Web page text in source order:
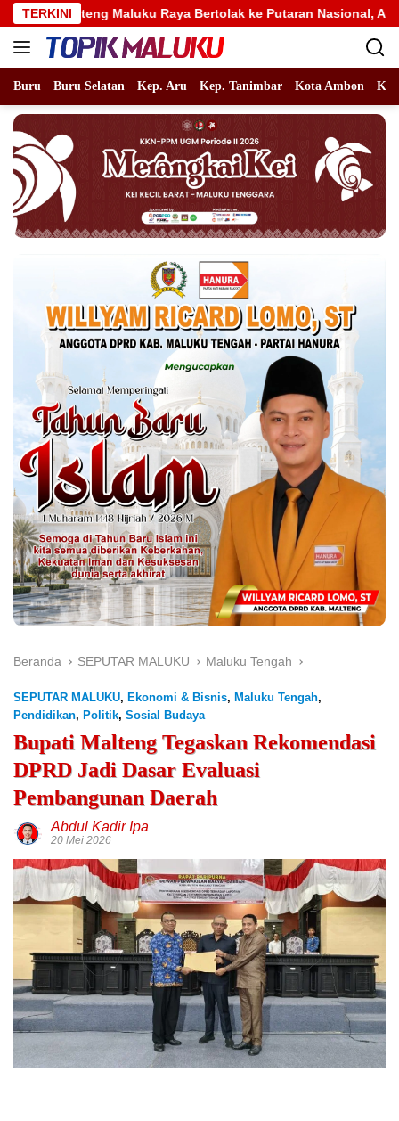
Langsung
ke
konten
TERKINIRaya Bertolak ke Putaran Nasional, Alhidayat Wajo:
Buru Buru Selatan Kep. Aru Kep. Tanimbar Kota Ambon
Beranda SEPUTAR MALUKU Maluku Tengah
SEPUTAR MALUKU, Ekonomi & Bisnis, Maluku Tengah,
Pendidikan, Politik, Sosial Budaya
Bupati Malteng Tegaskan Rekomendasi
DPRD Jadi Dasar Evaluasi
Pembangunan Daerah
Abdul Kadir Ipa
20 Mei 2026